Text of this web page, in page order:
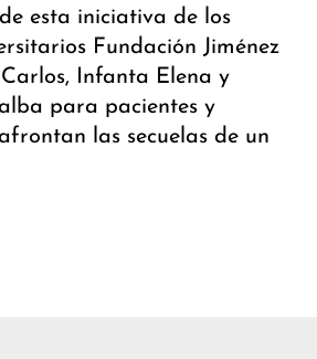
esta iniciativa de los
Fundación Jiménez
Carlos, Infanta Elena y
para pacientes y
las secuelas de un